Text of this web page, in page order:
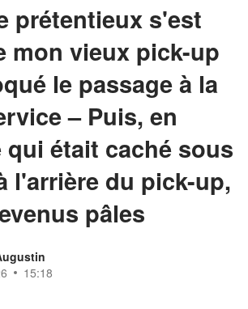
prétentieux s'est
mon vieux pick-up
le passage à la
– Puis, en
qui était caché sous
l'arrière du pick-up,
pâles
15:18